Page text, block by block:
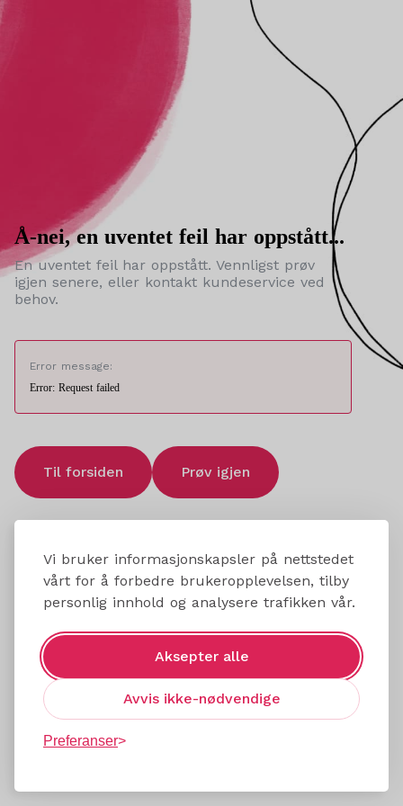
Vi bruker informasjonskapsler på nettstedet
vårt for å forbedre brukeropplevelsen, tilby
personlig innhold og analysere trafikken vår.
Aksepter alle
Avvis ikke-nødvendige
Preferanser
Å-nei, en uventet feil har oppstått...
En uventet feil har oppstått. Vennligst prøv
igjen senere, eller kontakt kundeservice ved
behov.
Error message:
Error: Request failed
Til forsiden Prøv igjen